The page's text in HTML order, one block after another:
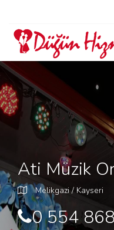
Ati Müzik
Melikgazi / Kayseri
0 554